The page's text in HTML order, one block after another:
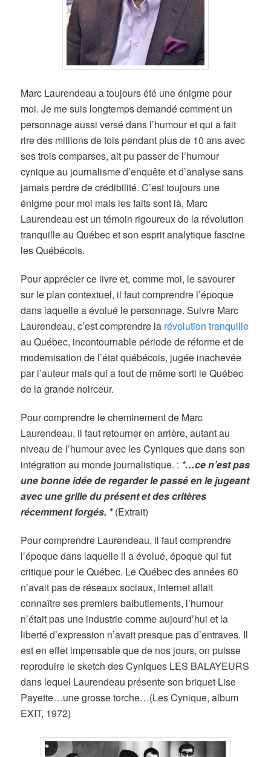
Marc Laurendeau a toujours été une énigme pour
moi. Je me suis longtemps demandé comment un
personnage aussi versé dans l’humour et qui a fait
rire des millions de fois pendant plus de 10 ans avec
ses trois comparses, ait pu passer de l’humour
cynique au journalisme d’enquête et d’analyse sans
jamais perdre de crédibilité. C’est toujours une
énigme pour moi mais les faits sont là, Marc
Laurendeau est un témoin rigoureux de la révolution
tranquille au Québec et son esprit analytique fascine
les Québécois.
Pour apprécier ce livre et, comme moi, le savourer
sur le plan contextuel, il faut comprendre l’époque
dans laquelle a évolué le personnage. Suivre Marc
Laurendeau, c’est comprendre la révolution tranquille
au Québec, incontournable période de réforme et de
modernisation de l’état québécois, jugée inachevée
par l’auteur mais qui a tout de même sorti le Québec
de la grande noirceur.
Pour comprendre le cheminement de Marc
Laurendeau, il faut retourner en arrière, autant au
niveau de l’humour avec les Cyniques que dans son
intégration au monde journalistique. : *…ce n’est pas
une bonne idée de regarder le passé en le jugeant
avec une grille du présent et des critères
récemment forgés. *(Extrait)
Pour comprendre Laurendeau, il faut comprendre
l’époque dans laquelle il a évolué, époque qui fut
critique pour le Québec. Le Québec des années 60
n’avait pas de réseaux sociaux, internet allait
connaître ses premiers balbutiements, l’humour
n’était pas une industrie comme aujourd’hui et la
liberté d’expression n’avait presque pas d’entraves. Il
est en effet impensable que de nos jours, on puisse
reproduire le sketch des Cyniques LES BALAYEURS
dans lequel Laurendeau présente son briquet Lise
Payette…une grosse torche…(Les Cynique, album
EXIT, 1972)